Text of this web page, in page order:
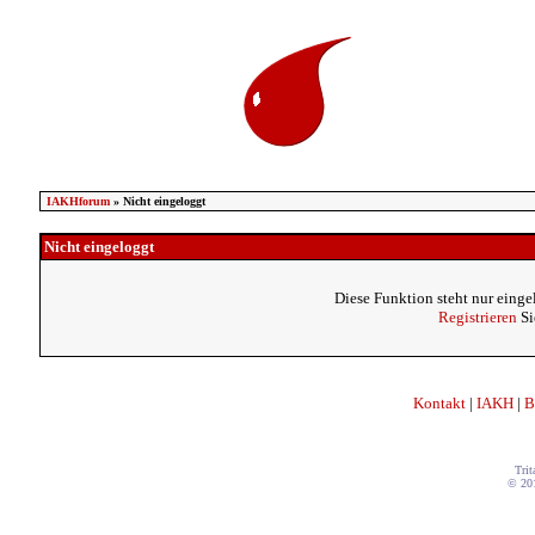
IAKHforum» Nicht eingeloggt
Nicht eingeloggt
Diese Funktion steht nur
Registrieren
Kontakt | IAKH |
©